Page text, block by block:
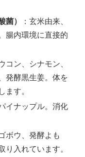
）
：玄米由来、
腸内環境に直接的
コン、シナモン、
発酵黒生姜。体を
す。
イナップル。消化
ボウ、発酵よも
入れています。